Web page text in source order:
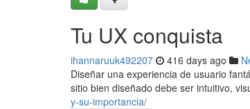
Tu UX conquista
ihannaruuk492207 416 days ago
Diseñar una experiencia de usuario
sitio bien diseñado debe ser intuitivo,
y-su-importancia/